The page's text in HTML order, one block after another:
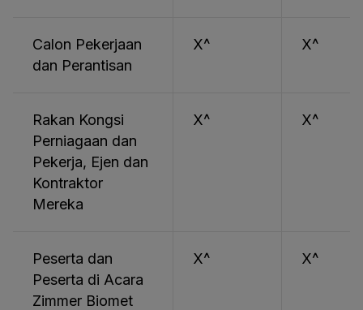
Calon Pekerjaan
dan Perantisan
X^ X^
Rakan Kongsi
Perniagaan dan
Pekerja, Ejen dan
Kontraktor
Mereka
X^ X^
Peserta dan
Peserta di Acara
Zimmer Biomet
X^ X^